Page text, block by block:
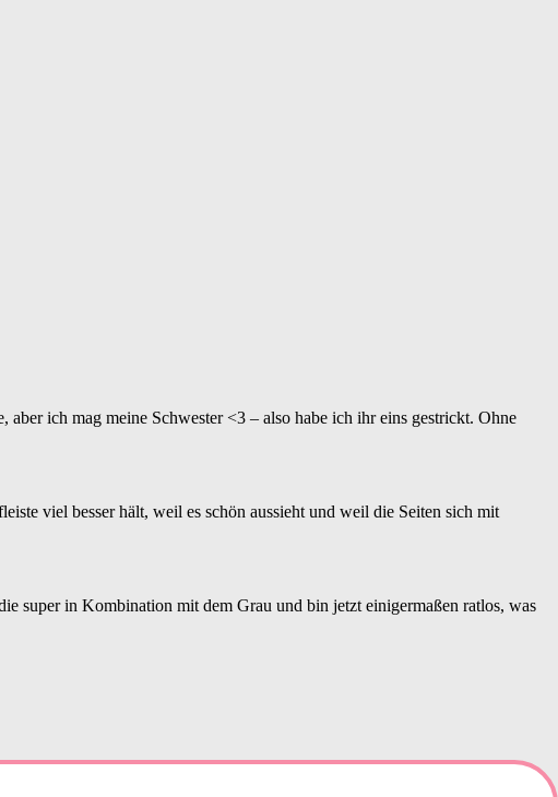
ich mag meine Schwester <3 – also habe ich ihr eins gestrickt. Ohne
viel besser hält, weil es schön aussieht und weil die Seiten sich mit
super in Kombination mit dem Grau und bin jetzt einigermaßen ratlos, was